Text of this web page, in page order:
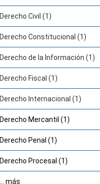
Derecho Civil (1)
Derecho Constitucional (1)
Derecho de la Información (1)
Derecho Fiscal (1)
Derecho Internacional (1)
Derecho Mercantil (1)
Derecho Penal (1)
Derecho Procesal (1)
... más